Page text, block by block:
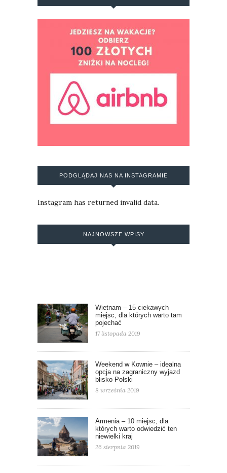
PODGLĄDAJ NAS NA INSTAGRAMIE
Instagram has returned invalid data.
NAJNOWSZE WPISY
Wietnam – 15 ciekawych
miejsc, dla których warto tam
pojechać
17 listopada 2019
Weekend w Kownie – idealna
opcja na zagraniczny wyjazd
blisko Polski
8 września 2019
Armenia – 10 miejsc, dla
których warto odwiedzić ten
niewielki kraj
26 sierpnia 2019